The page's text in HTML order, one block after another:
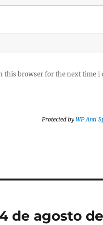
this browser for the next time I
Protected byWP Anti
de agosto